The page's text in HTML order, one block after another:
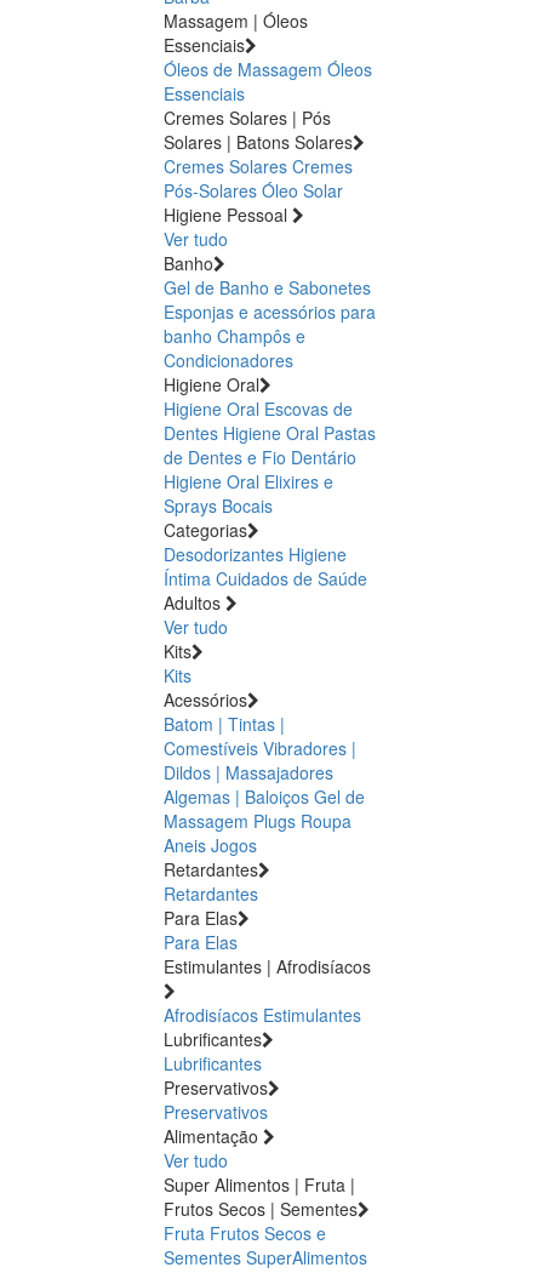
Massagem | Óleos
Essenciais
Óleos de Massagem Óleos
Essenciais
Cremes Solares | Pós
Solares | Batons Solares
Cremes Solares Cremes
Pós-Solares Óleo Solar
Higiene Pessoal
Ver tudo
Banho
Gel de Banho e Sabonetes
Esponjas e acessórios para
banho Champôs e
Condicionadores
Higiene Oral
Higiene Oral Escovas de
Dentes Higiene Oral Pastas
de Dentes e Fio Dentário
Higiene Oral Elixires e
Sprays Bocais
Categorias
Desodorizantes Higiene
Íntima Cuidados de Saúde
Adultos
Ver tudo
Kits
Kits
Acessórios
Batom | Tintas |
Comestíveis Vibradores |
Dildos | Massajadores
Algemas | Baloiços Gel de
Massagem Plugs Roupa
Aneis Jogos
Retardantes
Retardantes
Para Elas
Para Elas
Estimulantes | Afrodisíacos
Afrodisíacos Estimulantes
Lubrificantes
Lubrificantes
Preservativos
Preservativos
Alimentação
Ver tudo
Super Alimentos | Fruta |
Frutos Secos | Sementes
Fruta Frutos Secos e
Sementes SuperAlimentos